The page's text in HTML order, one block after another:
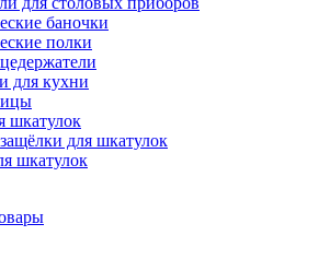
баночки
полки
для кухни
шкатулок
для шкатулок
шкатулок